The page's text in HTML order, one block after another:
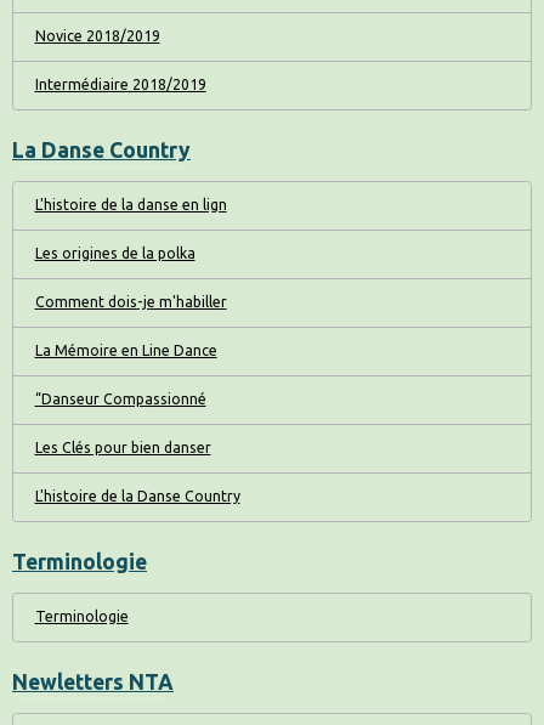
Novice 2018/2019
Intermédiaire 2018/2019
La Danse Country
L'histoire de la danse en lign
Les origines de la polka
Comment dois-je m'habiller
La Mémoire en Line Dance
“Danseur Compassionné
Les Clés pour bien danser
L'histoire de la Danse Country
Terminologie
Terminologie
Newletters NTA